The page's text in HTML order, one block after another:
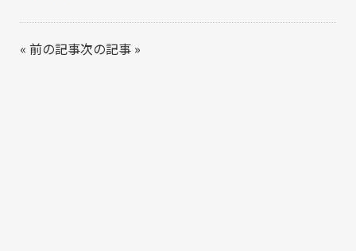
« 前の記事次の記事 »